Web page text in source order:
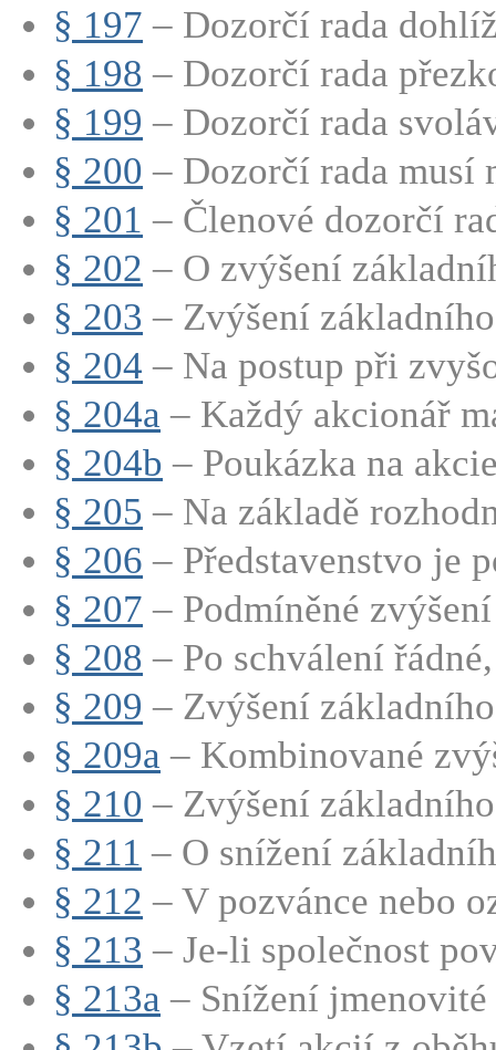
§ 197 – Dozorčí rada
§ 198 – Dozorčí rada
§ 199 – Dozorčí rada
§ 200 – Dozorčí rada musí
§ 201 – Členové dozorčí
§ 202 – O zvýšení
§ 203 – Zvýšení
§ 204 – Na postup při
§ 204a – Každý akcionář
§ 204b – Poukázka na
§ 205 – Na základě
§ 206 – Představenstvo je
§ 207 – Podmíněné
§ 208 – Po schválení
§ 209 – Zvýšení
§ 209a – Kombinované
§ 210 – Zvýšení
§ 211 – O snížení
§ 212 – V pozvánce nebo
§ 213 – Je-li společnost
§ 213a – Snížení